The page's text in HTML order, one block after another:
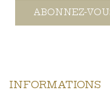
ABONNEZ-
INFORMATIONS